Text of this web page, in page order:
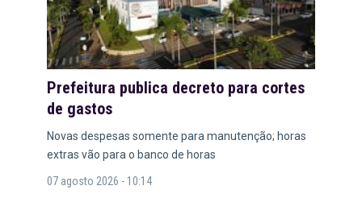
Prefeitura publica decreto para cortes
de gastos
Novas despesas somente para manutenção; horas
extras vão para o banco de horas
07 agosto 2026 - 10:14